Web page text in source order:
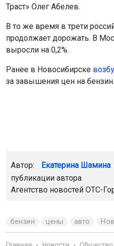
Траст» Олег Абелев.
В то же время в трети
продолжает дорожать. В
выросли на 0,2%.
Ранее в Новосибирске
за завышения цен на бензин.
Автор: Екатерина Шамина
публикации автора
Агентство новостей ОТС-
бензин цены авто